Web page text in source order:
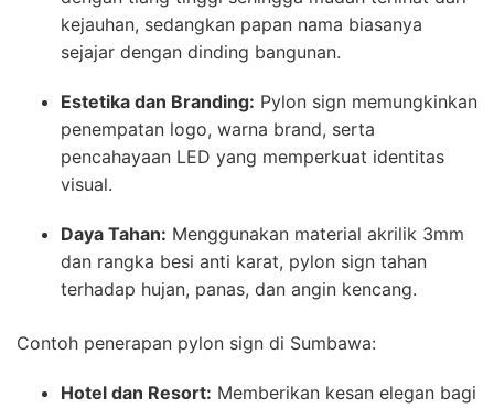
kejauhan, sedangkan papan nama biasanya
sejajar dengan dinding bangunan.
Estetika dan Branding: Pylon sign memungkinkan
penempatan logo, warna brand, serta
pencahayaan LED yang memperkuat identitas
visual.
Daya Tahan: Menggunakan material akrilik 3mm
dan rangka besi anti karat, pylon sign tahan
terhadap hujan, panas, dan angin kencang.
Contoh penerapan pylon sign di Sumbawa:
Hotel dan Resort: Memberikan kesan elegan bagi